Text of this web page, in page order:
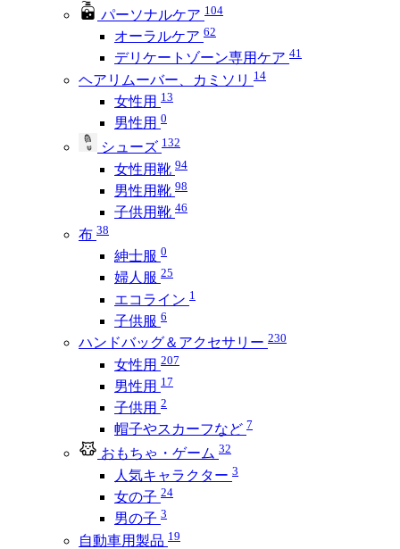
パーソナルケア 104
オーラルケア 62
デリケートゾーン専用ケア 41
ヘアリムーバー、カミソリ 14
女性用 13
男性用 0
シューズ 132
女性用靴 94
男性用靴 98
子供用靴 46
布 38
紳士服 0
婦人服 25
エコライン 1
子供服 6
ハンドバッグ＆アクセサリー 230
女性用 207
男性用 17
子供用 2
帽子やスカーフなど 7
おもちゃ・ゲーム 32
人気キャラクター 3
女の子 24
男の子 3
自動車用製品 19